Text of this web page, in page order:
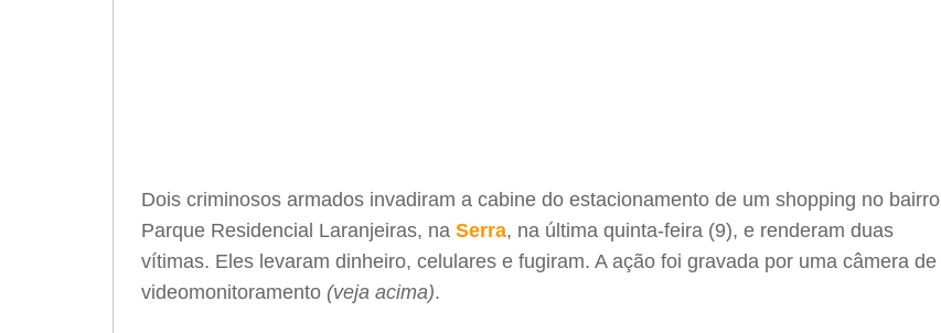
Dois criminosos armados invadiram a cabine do estacionamento de um shopping no bairro
Parque Residencial Laranjeiras, na Serra, na última quinta-feira (9), e renderam duas
vítimas. Eles levaram dinheiro, celulares e fugiram. A ação foi gravada por uma câmera de
videomonitoramento (veja acima).